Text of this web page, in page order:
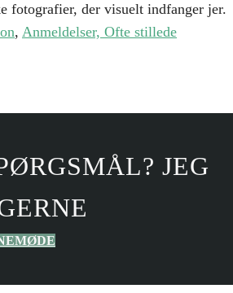
fotografier, der visuelt indfanger jer.
, Anmeldelser, Ofte stillede
JEG